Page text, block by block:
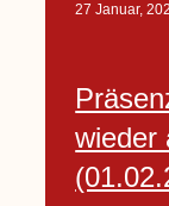
27 Januar,
wieder